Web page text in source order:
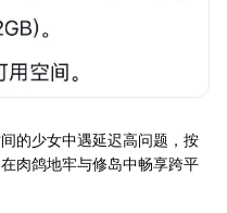
的少女中遇延迟高问题，按
肉鸽地牢与修岛中畅享跨平